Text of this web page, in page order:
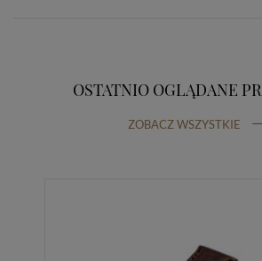
OSTATNIO OGLĄDANE
ZOBACZ WSZYSTKIE